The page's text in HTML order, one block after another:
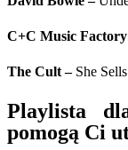
C+C Music Factory
The Cult –She
Playlista
pomogą Ci